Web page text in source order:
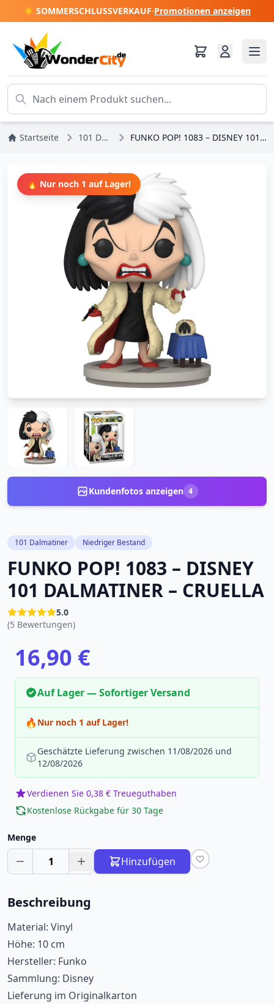
☀️ SOMMERSCHLUSSVERKAUF·Promotionen anzeigen
Startseite 101 Dalmatiner FUNKO POP! 1083 – DISNEY 101 DALMATINER – CRUELLA
🔥 Nur noch 1 auf Lager!
Kundenfotos anzeigen 4
101 Dalmatiner Niedriger Bestand
FUNKO POP! 1083 – DISNEY
101 DALMATINER – CRUELLA
5.0
(5 Bewertungen)
16,90 €
Auf Lager — Sofortiger Versand
🔥 Nur noch 1 auf Lager!
Geschätzte Lieferung zwischen 11/08/2026 und
12/08/2026
Verdienen Sie 0,38 € Treueguthaben
Kostenlose Rückgabe für 30 Tage
Menge
1 Hinzufügen
Beschreibung
Material: Vinyl
Höhe: 10 cm
Hersteller: Funko
Sammlung: Disney
Lieferung im Originalkarton